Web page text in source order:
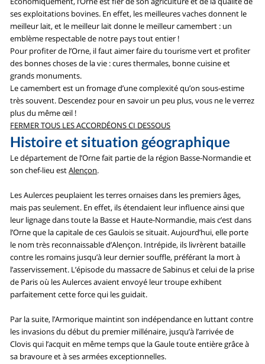
ses exploitations bovines. En effet, les meilleures vaches donnent le
meilleur lait, et le meilleur lait donne le meilleur camembert : un
emblème respectable de notre pays tout entier !
Pour profiter de l’Orne, il faut aimer faire du tourisme vert et profiter
des bonnes choses de la vie : cures thermales, bonne cuisine et
grands monuments.
Le camembert est un fromage d’une complexité qu’on sous-estime
très souvent. Descendez pour en savoir un peu plus, vous ne le verrez
plus du même œil !
FERMER TOUS LES ACCORDÉONS CI DESSOUS
Histoire et situation géographique
Le département de l’Orne fait partie de la région Basse-Normandie et
son chef-lieu estAlençon.
Les Aulerces peuplaient les terres ornaises dans les premiers âges,
mais pas seulement. En effet, ils étendaient leur influence ainsi que
leur lignage dans toute la Basse et Haute-Normandie, mais c’est dans
l’Orne que la capitale de ces Gaulois se situait. Aujourd’hui, elle porte
le nom très reconnaissable d’Alençon. Intrépide, ils livrèrent bataille
contre les romains jusqu’à leur dernier souffle, préférant la mort à
l’asservissement. L’épisode du massacre de Sabinus et celui de la prise
de Paris où les Aulerces avaient envoyé leur troupe exhibent
parfaitement cette force qui les guidait.
Par la suite, l’Armorique maintint son indépendance en luttant contre
les invasions du début du premier millénaire, jusqu’à l’arrivée de
Clovis qui l’acquit en même temps que la Gaule toute entière grâce à
sa bravoure et à ses armées exceptionnelles.